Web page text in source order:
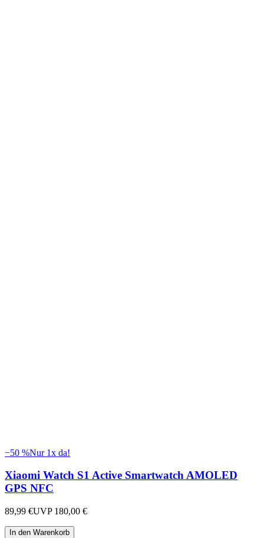
−50 %Nur 1x da!
Xiaomi Watch S1 Active Smartwatch AMOLED
GPS NFC
89,99 €UVP 180,00 €
In den Warenkorb